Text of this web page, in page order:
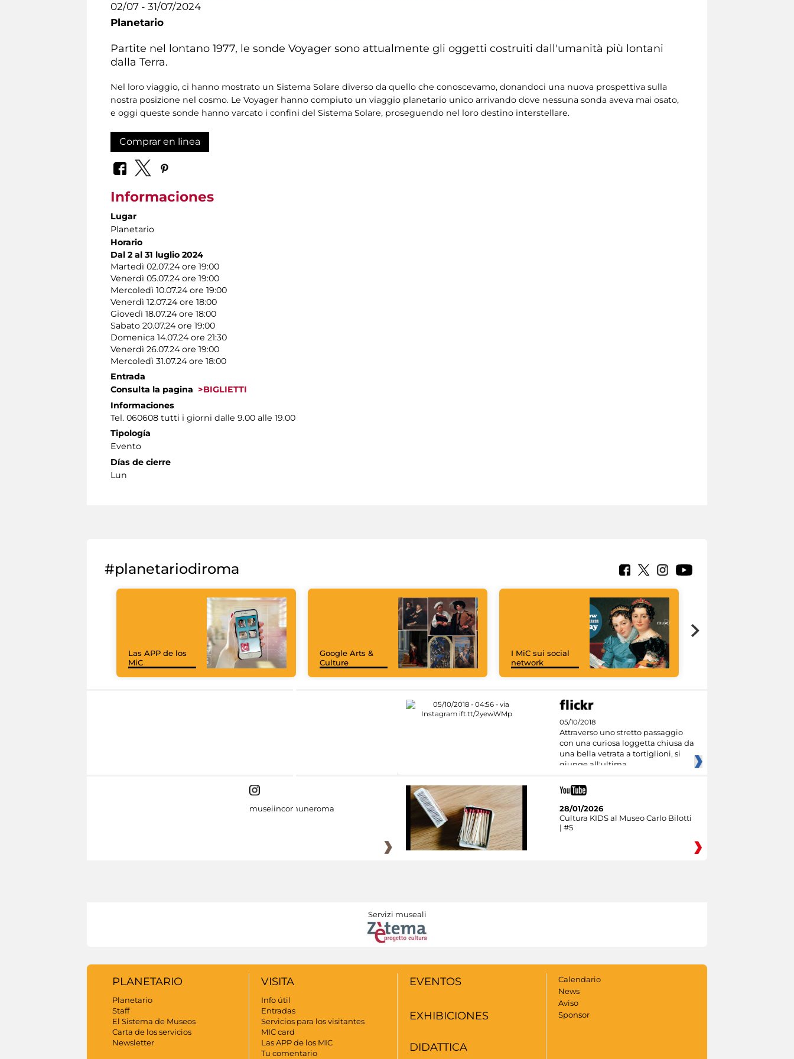
02/07 - 31/07/2024
Planetario
Partite nel lontano 1977, le sonde Voyager sono attualmente gli oggetti costruiti dall'umanità più lontani
dalla Terra.
Nel loro viaggio, ci hanno mostrato un Sistema Solare diverso da quello che conoscevamo, donandoci una nuova prospettiva sulla
nostra posizione nel cosmo. Le Voyager hanno compiuto un viaggio planetario unico arrivando dove nessuna sonda aveva mai osato,
e oggi queste sonde hanno varcato i confini del Sistema Solare, proseguendo nel loro destino interstellare.
Comprar en linea
Informaciones
Lugar
Planetario
Horario
Dal 2 al 31 luglio 2024
Martedì 02.07.24 ore 19:00
Venerdì 05.07.24 ore 19:00
Mercoledì 10.07.24 ore 19:00
Venerdì 12.07.24 ore 18:00
Giovedì 18.07.24 ore 18:00
Sabato 20.07.24 ore 19:00
Domenica 14.07.24 ore 21:30
Venerdì 26.07.24 ore 19:00
Mercoledì 31.07.24 ore 18:00
Entrada
Consulta la pagina >BIGLIETTI
Informaciones
Tel. 060608 tutti i giorni dalle 9.00 alle 19.00
Tipología
Evento
Días de cierre
Lun
#planetariodiroma
Las APP de los
MiC
Google Arts &
Culture
I MiC sui social
network
05/10/2018
Attraverso uno stretto passaggio
con una curiosa loggetta chiusa da
una bella vetrata a tortiglioni, si
giunge all'ultima
museiincomuneroma
28/01/2026
Cultura KIDS al Museo Carlo Bilotti
| #5
Servizi museali
PLANETARIO
Planetario
Staff
El Sistema de Museos
Carta de los servicios
Newsletter
VISITA
Info útil
Entradas
Servicios para los visitantes
MIC card
Las APP de los MIC
Tu comentario
EVENTOS
EXHIBICIONES
DIDATTICA
Calendario
News
Aviso
Sponsor